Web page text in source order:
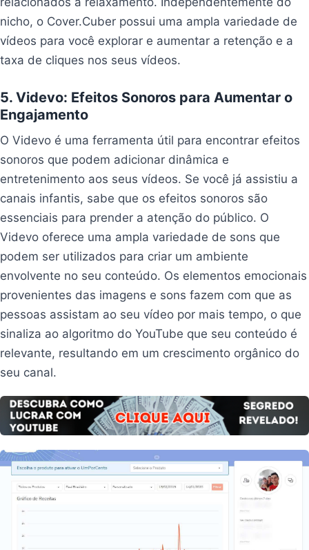
nicho, o Cover.Cuber possui uma ampla variedade de
vídeos para você explorar e aumentar a retenção e a
taxa de cliques nos seus vídeos.
5. Videvo: Efeitos Sonoros para Aumentar o
Engajamento
O Videvo é uma ferramenta útil para encontrar efeitos
sonoros que podem adicionar dinâmica e
entretenimento aos seus vídeos. Se você já assistiu a
canais infantis, sabe que os efeitos sonoros são
essenciais para prender a atenção do público. O
Videvo oferece uma ampla variedade de sons que
podem ser utilizados para criar um ambiente
envolvente no seu conteúdo. Os elementos emocionais
provenientes das imagens e sons fazem com que as
pessoas assistam ao seu vídeo por mais tempo, o que
sinaliza ao algoritmo do YouTube que seu conteúdo é
relevante, resultando em um crescimento orgânico do
seu canal.